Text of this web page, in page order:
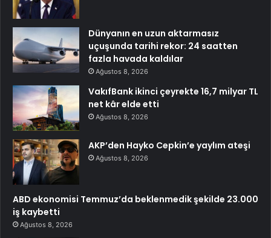
Dünyanın en uzun aktarmasız
uçuşunda tarihi rekor: 24 saatten
fazla havada kaldılar
Ağustos 8, 2026
VakıfBank ikinci çeyrekte 16,7 milyar TL
net kâr elde etti
Ağustos 8, 2026
AKP’den Hayko Cepkin’e yaylım ateşi
Ağustos 8, 2026
ABD ekonomisi Temmuz’da beklenmedik şekilde 23.000
iş kaybetti
Ağustos 8, 2026